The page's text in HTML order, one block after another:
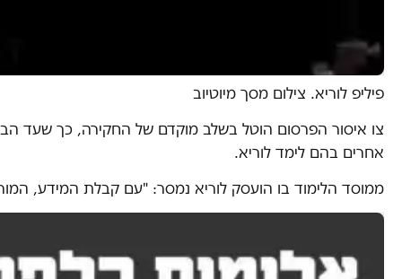
פיליפ לוריא. צילום מסך מיוטיוב
צו איסור הפרסום הוטל בשלב מוקדם של החקירה, כך שעד
אחרים בהם לימד לוריא.
ממוסד הלימוד בו הועסק לוריא נמסר: "עם קבלת המידע, המורה הושעה מיידית מעבודתו וזומן